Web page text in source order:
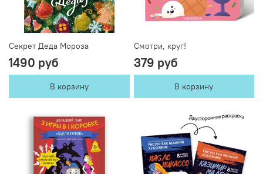
Секрет Деда Мороза
1490 руб
В корзину
Смотри, круг!
379 руб
В корзину